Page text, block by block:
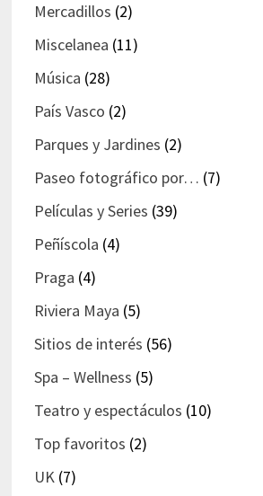
Mercadillos (2)
Miscelanea (11)
Música (28)
País Vasco (2)
Parques y Jardines (2)
Paseo fotográfico por… (7)
Películas y Series (39)
Peñíscola (4)
Praga (4)
Riviera Maya (5)
Sitios de interés (56)
Spa – Wellness (5)
Teatro y espectáculos (10)
Top favoritos (2)
UK(7)